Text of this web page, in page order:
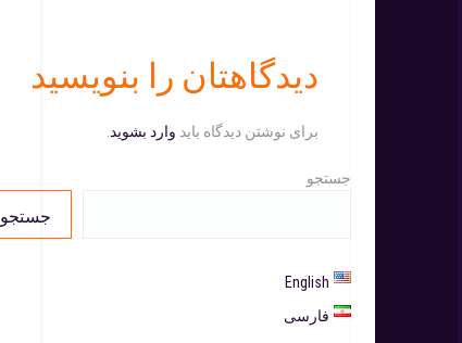
دیدگاهتان را بنویسید
برای نوشتن دیدگاه باید وارد بشوید
جستجو
جستجو
English
فارسی